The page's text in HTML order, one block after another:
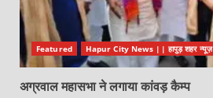
Featured Hapur City News || हापुड़ शहर न्यूज़
अग्रवाल महासभा ने लगाया कांवड़ कैम्प